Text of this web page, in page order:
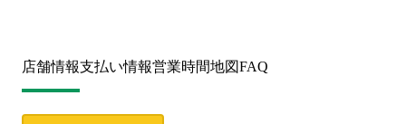
店舗情報支払い情報営業時間地図FAQ